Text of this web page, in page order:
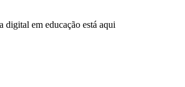
digital em educação está aqui